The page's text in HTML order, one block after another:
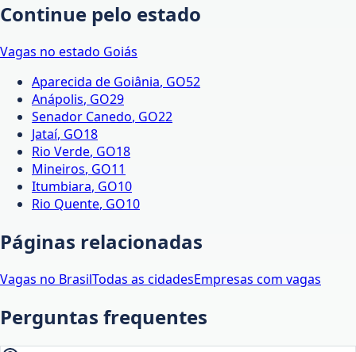
Continue pelo estado
Vagas no estado Goiás
Aparecida de Goiânia, GO52
Anápolis, GO29
Senador Canedo, GO22
Jataí, GO18
Rio Verde, GO18
Mineiros, GO11
Itumbiara, GO10
Rio Quente, GO10
Páginas relacionadas
Vagas no BrasilTodas as cidadesEmpresas com vagas
Perguntas frequentes